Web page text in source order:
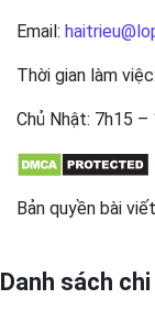
Email:
Thời gian làm
Chủ Nhật: 7h15 –
Bản quyền bài
Danh sách